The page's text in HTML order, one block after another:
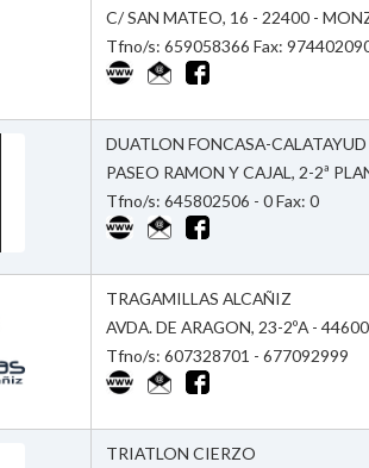
C/ SAN MATEO, 16 - 22400 -
Tfno/s: 659058366 Fax:
DUATLON FONCASA-CALATAYUD
PASEO RAMON Y CAJAL, 2-2ª
Tfno/s: 645802506 - 0 Fax: 0
TRAGAMILLAS ALCAÑIZ
AVDA. DE ARAGON, 23-2ºA -
Tfno/s: 607328701 - 677092999
TRIATLON CIERZO